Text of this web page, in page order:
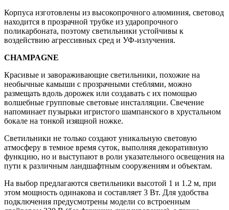
Корпуса изготовлены из высокопрочного алюминия, световод
находится в прозрачной трубке из ударопрочного
поликарбоната, поэтому светильники устойчивы к
воздействию агрессивных сред и УФ-излучения.
CHAMPAGNE
Красивые и завораживающие светильники, похожие на
необычные камыши с прозрачными стеблями, можно
размещать вдоль дорожек или создавать с их помощью
волшебные групповые световые инсталляции. Свечение
напоминает пузырьки игристого шампанского в хрустальном
бокале на тонкой изящной ножке.
Светильники не только создают уникальную световую
атмосферу в темное время суток, выполняя декоративную
функцию, но и выступают в роли указательного освещения на
пути к различным ландшафтным сооружениям и объектам.
На выбор предлагаются светильники высотой 1 и 1.2 м, при
этом мощность одинакова и составляет 3 Вт. Для удобства
подключения предусмотрены модели со встроенным